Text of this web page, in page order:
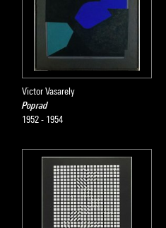
Victor Vasarely
Poprad
1952 - 1954